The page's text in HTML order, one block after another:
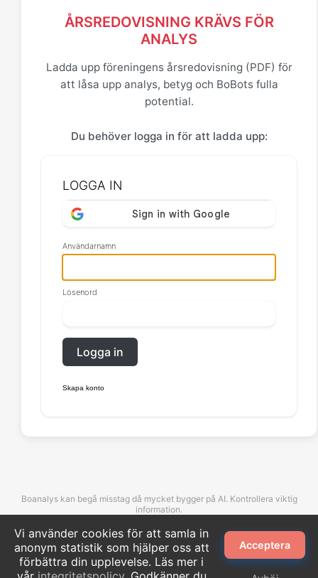
Vi använder cookies för att samla in
anonym statistik som hjälper oss att
förbättra din upplevelse. Läs mer i
Acceptera
ÅRSREDOVISNING KRÄVS FÖR
ANALYS
Ladda upp föreningens årsredovisning (PDF) för
att låsa upp analys, betyg och BoBots fulla
potential.
Du behöver logga in för att ladda upp:
LOGGA IN
Användarnamn
Lösenord
Logga in
Skapa konto
Boanalys kan begå misstag då mycket bygger på AI. Kontrollera viktig
information.
©Boanalys. All rights reserved.